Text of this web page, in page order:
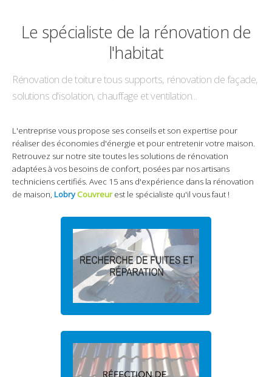
Le spécialiste de la rénovation de
l'habitat
Rénovation de toiture tous supports, rénovation de façade,
solutions d'isolation, chauffage et ventilation...
L'entreprise vous propose ses conseils et son expertise pour
réaliser des économies d'énergie et pour entretenir votre maison.
Retrouvez sur notre site toutes les solutions de rénovation
adaptées à vos besoins de confort, posées par nos artisans
techniciens certifiés. Avec 15 ans d'expérience dans la rénovation
de maison, LobryCouvreurest le spécialiste qu'il vous faut !